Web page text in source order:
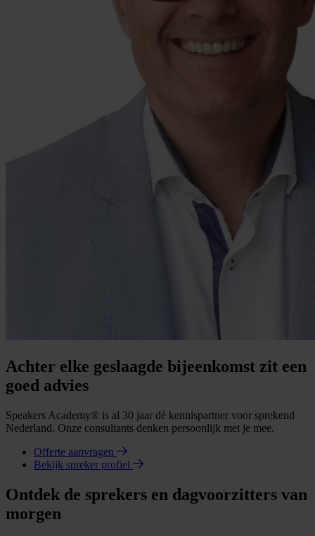
Achter elke geslaagde bijeenkomst zit een
goed advies
Speakers Academy® is al 30 jaar dé kennispartner voor sprekend
Nederland. Onze consultants denken persoonlijk met je mee.
Offerte aanvragen
Bekijk spreker profiel
Ontdek de sprekers en dagvoorzitters van
morgen